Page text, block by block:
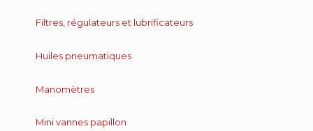
Filtres, régulateurs et lubrificateurs
Huiles pneumatiques
Manomètres
Mini vannes papillon